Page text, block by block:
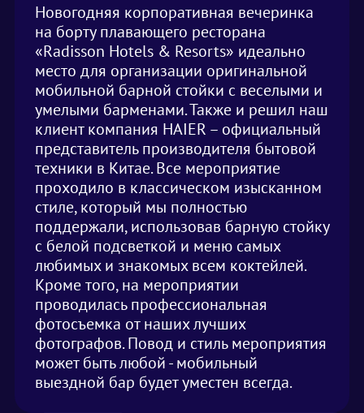
Новогодняя корпоративная вечеринка
на борту плавающего ресторана
«Radisson Hotels & Resorts» идеально
место для организации оригинальной
мобильной барной стойки с веселыми и
умелыми барменами. Также и решил наш
клиент компания HAIER – официальный
представитель производителя бытовой
техники в Китае. Все мероприятие
проходило в классическом изысканном
стиле, который мы полностью
поддержали, использовав барную стойку
с белой подсветкой и меню самых
любимых и знакомых всем коктейлей.
Кроме того, на мероприятии
проводилась профессиональная
фотосъемка от наших лучших
фотографов. Повод и стиль мероприятия
может быть любой - мобильный
выездной бар будет уместен всегда.